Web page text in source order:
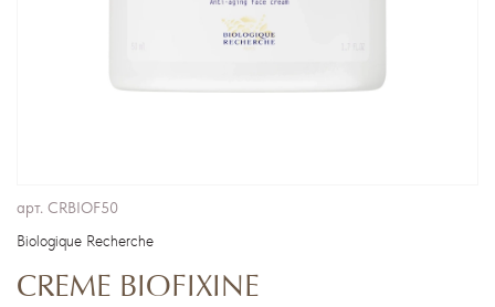
арт. CRBIOF50
Biologique Recherche
CREME BIOFIXINE